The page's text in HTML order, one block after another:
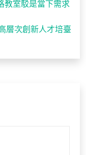
教室駁是當下需求
層次創新人才培臺